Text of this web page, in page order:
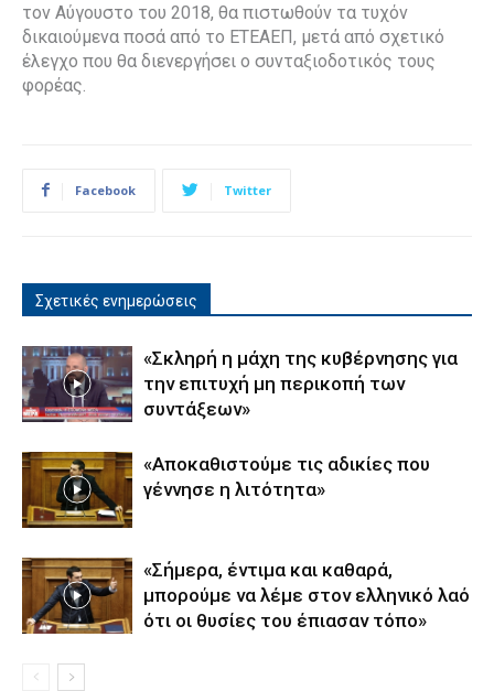
τον Αύγουστο του 2018, θα πιστωθούν τα τυχόν
δικαιούμενα ποσά από το ΕΤΕΑΕΠ, μετά από σχετικό
έλεγχο που θα διενεργήσει ο συνταξιοδοτικός τους
φορέας.
Facebook Twitter
Σχετικές ενημερώσεις
«Σκληρή η μάχη της κυβέρνησης για
την επιτυχή μη περικοπή των
συντάξεων»
«Αποκαθιστούμε τις αδικίες που
γέννησε η λιτότητα»
«Σήμερα, έντιμα και καθαρά,
μπορούμε να λέμε στον ελληνικό λαό
ότι οι θυσίες του έπιασαν τόπο»